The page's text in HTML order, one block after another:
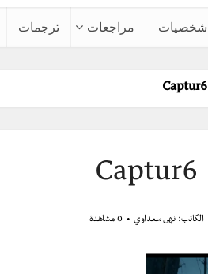
شخصيات مراجعات ترجمات
Captur6
Captur6
الكاتب:نهى سعداوي 0 مشاهدة